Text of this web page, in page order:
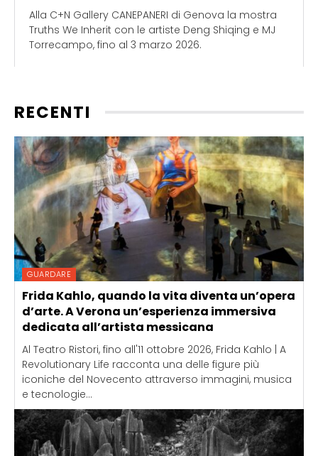
Alla C+N Gallery CANEPANERI di Genova la mostra
Truths We Inherit con le artiste Deng Shiqing e MJ
Torrecampo, fino al 3 marzo 2026.
RECENTI
GUARDARE
Frida Kahlo, quando la vita diventa un’opera
d’arte. A Verona un’esperienza immersiva
dedicata all’artista messicana
Al Teatro Ristori, fino all'11 ottobre 2026, Frida Kahlo | A
Revolutionary Life racconta una delle figure più
iconiche del Novecento attraverso immagini, musica
e tecnologie...